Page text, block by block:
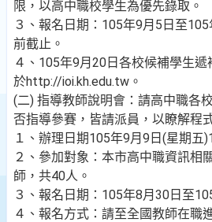
限，以高中職校學生為優先錄取。
３、報名日期：105年9月5日至
前截止。
４、105年9月20日各校候補學生
於http://ioi.kh.edu.tw。
(二) 指導教師說明會：請高中職各
否指導參賽，皆請派員，以瞭解程
１、辦理日期105年9月9日(星期五
２、參加對象：本市高中職資訊相
師，共40人。
３、報名日期：105年8月30日至
４、報名方式：請至全國教師在職